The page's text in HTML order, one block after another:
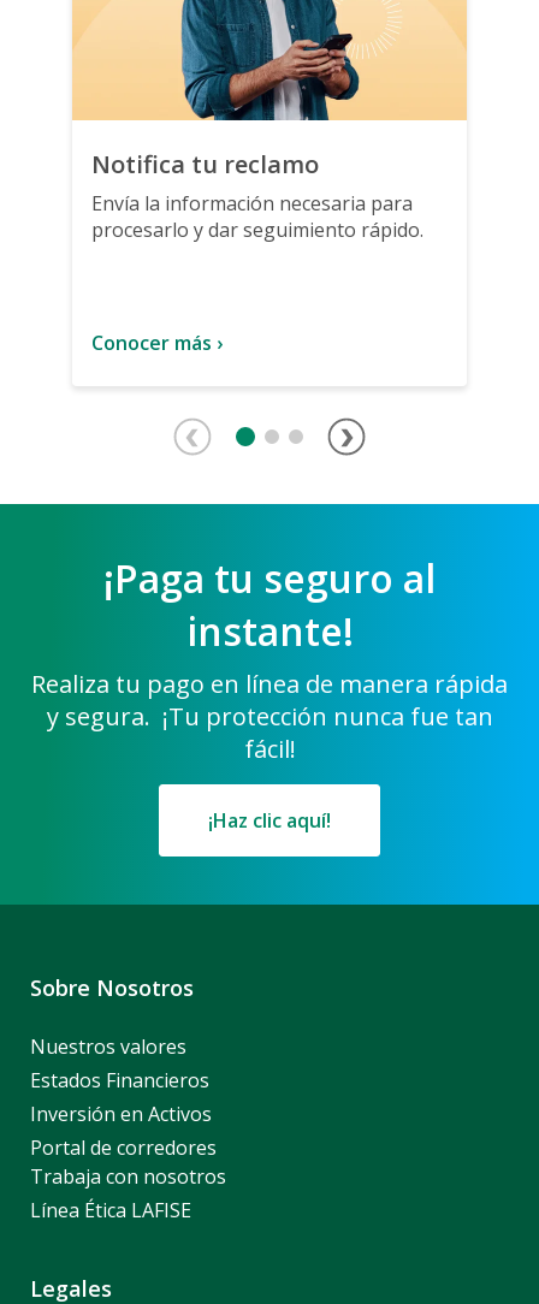
Notifica tu reclamo
Envía la información necesaria para
procesarlo y dar seguimiento rápido.
Conocer más ›
¡Paga tu seguro al
instante!
Realiza tu pago en línea de manera rápida
y segura. ¡Tu protección nunca fue tan
fácil!
¡Haz clic aquí!
Sobre Nosotros
Nuestros valores
Estados Financieros
Inversión en Activos
Portal de corredores
Trabaja con nosotros
Línea Ética LAFISE
Legales